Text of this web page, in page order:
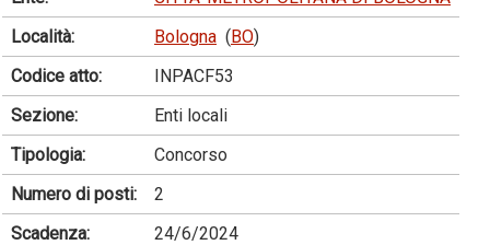
Località:
Bologna (BO)
Codice atto:
INPACF53
Sezione:
Enti locali
Tipologia:
Concorso
Numero di posti:
2
Scadenza:
24/6/2024